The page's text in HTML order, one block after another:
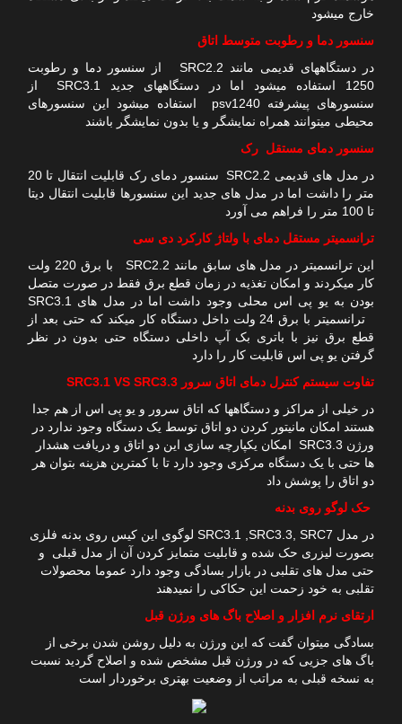
خارج میشود
سنسور دما و رطوبت متوسط اتاق
در دستگاههای قدیمی مانند SRC2.2 از سنسور دما و رطوبت
1250 استفاده میشود اما در دستگاههای جدید SRC3.1 از
سنسورهای پیشرفته psv1240 استفاده میشود این سنسورهای
محیطی میتوانند همراه نمایشگر و یا بدون نمایشگر باشند
سنسور دمای مستقل رک
در مدل های قدیمی SRC2.2 سنسور دمای رک قابلیت انتقال تا 20
متر را داشت اما در مدل های جدید این سنسورها قابلیت انتقال دیتا
تا 100 متر را فراهم می آورد
ترانسمیتر مستقل دمای با ولتاژ کارکرد دی سی
این ترانسمیتر در مدل های سابق مانند SRC2.2 با برق 220 ولت
کار میکردند و امکان تغذیه در زمان قطع برق فقط در صورت متصل
بودن به یو پی اس محلی وجود داشت اما در مدل های SRC3.1
ترانسمیتر با برق 24 ولت داخل دستگاه کار میکند که حتی بعد از
قطع برق نیز با باتری بک آپ داخلی دستگاه حتی بدون در نظر
گرفتن یو پی اس قابلیت کار را دارد
تفاوت سیستم کنترل دمای اتاق سرور SRC3.1 VS SRC3.3
در خیلی از مراکز و دستگاهها که اتاق سرور و یو پی اس از هم جدا
هستند امکان مانیتور کردن دو اتاق توسط یک دستگاه وجود ندارد در
ورژن SRC3.3 امکان یکپارچه سازی این دو اتاق و دریافت هشدار
ها حتی با یک دستگاه مرکزی وجود دارد تا با کمترین هزینه بتوان هر
دو اتاق را پوشش داد
حک لوگو روی بدنه
در مدل SRC3.1 ,SRC3.3, SRC7 لوگوی این کیس روی بدنه فلزی
بصورت لیزری حک شده و قابلیت متمایز کردن آن از مدل قبلی و
حتی مدل های تقلبی در بازار بسادگی وجود دارد عموما محصولات
تقلبی به خود زحمت این حکاکی را نمیدهند
ارتقای نرم افزار و اصلاح باگ های ورژن قبل
بسادگی میتوان گفت که این ورژن به دلیل روشن شدن برخی از
باگ های جزیی که در ورژن قبل مشخص شده و اصلاح گردید نسبت
به نسخه قبلی به مراتب از وضعیت بهتری برخوردار است